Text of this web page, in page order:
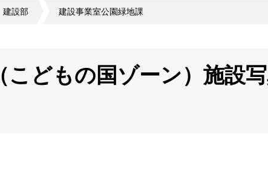
建設部 建設事業室公園緑地課
こどもの国ゾーン）施設